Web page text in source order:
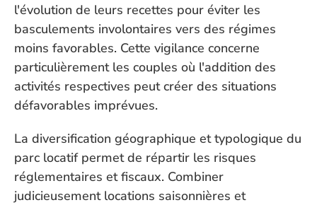
l'évolution de leurs recettes pour éviter les
basculements involontaires vers des régimes
moins favorables. Cette vigilance concerne
particulièrement les couples où l'addition des
activités respectives peut créer des situations
défavorables imprévues.
La diversification géographique et typologique du
parc locatif permet de répartir les risques
réglementaires et fiscaux. Combiner
judicieusement locations saisonnières et